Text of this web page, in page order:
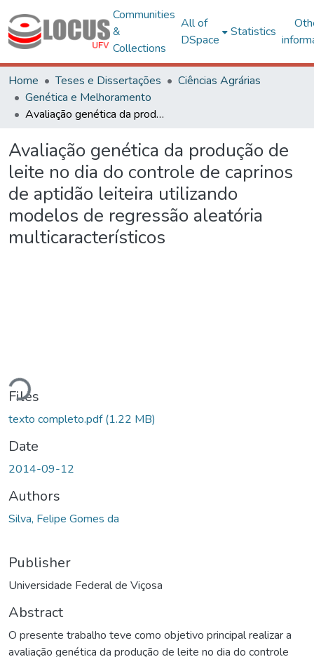
Communities
&
Collections
All of
DSpace
Statistics
Home Teses e Dissertações
Ciências Agrárias
Genética e Melhoramento
Avaliação genética da produção de leite no dia do controle de caprinos de aptidão leiteira utilizando modelos de regressão aleatória multicaracterísticos
Avaliação genética da produção de
leite no dia do controle de caprinos
de aptidão leiteira utilizando
modelos de regressão aleatória
multicaracterísticos
Loading...
Files
texto completo.pdf(1.22 MB)
Date
2014-09-12
Authors
Silva, Felipe Gomes da
Publisher
Universidade Federal de Viçosa
Abstract
O presente trabalho teve como objetivo principal realizar a
avaliação genética da produção de leite no dia do controle